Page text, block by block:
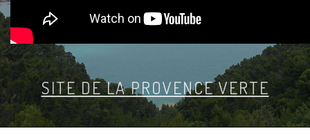
SITE DE LA PROVENCE VERTE